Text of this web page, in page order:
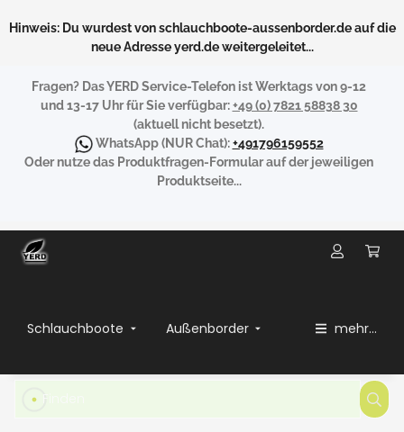
Hinweis: Du wurdest von schlauchboote-aussenborder.de auf die
neue Adresse yerd.de weitergeleitet...
Fragen? Das YERD Service-Telefon ist Werktags von 9-12
und 13-17 Uhr für Sie verfügbar:+49 (0) 7821 58838 30
(aktuell nicht besetzt).
WhatsApp(NUR Chat):+491796159552
Oder nutze das Produktfragen-Formular auf der jeweiligen
Produktseite...
Schlauchboote Außenborder mehr...